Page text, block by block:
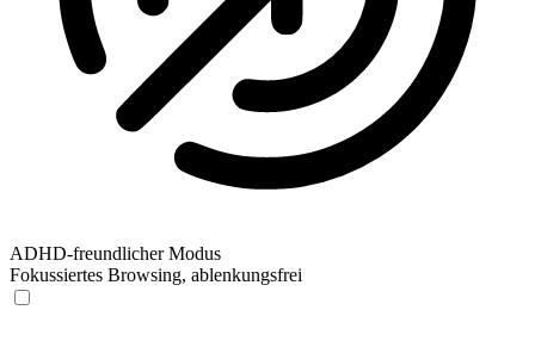
ADHD-freundlicher Modus
Fokussiertes Browsing, ablenkungsfrei